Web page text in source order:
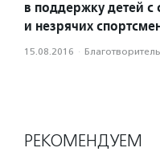
в поддержку детей
и незрячих
15.08.2016 ·
РЕКОМЕНДУЕМ